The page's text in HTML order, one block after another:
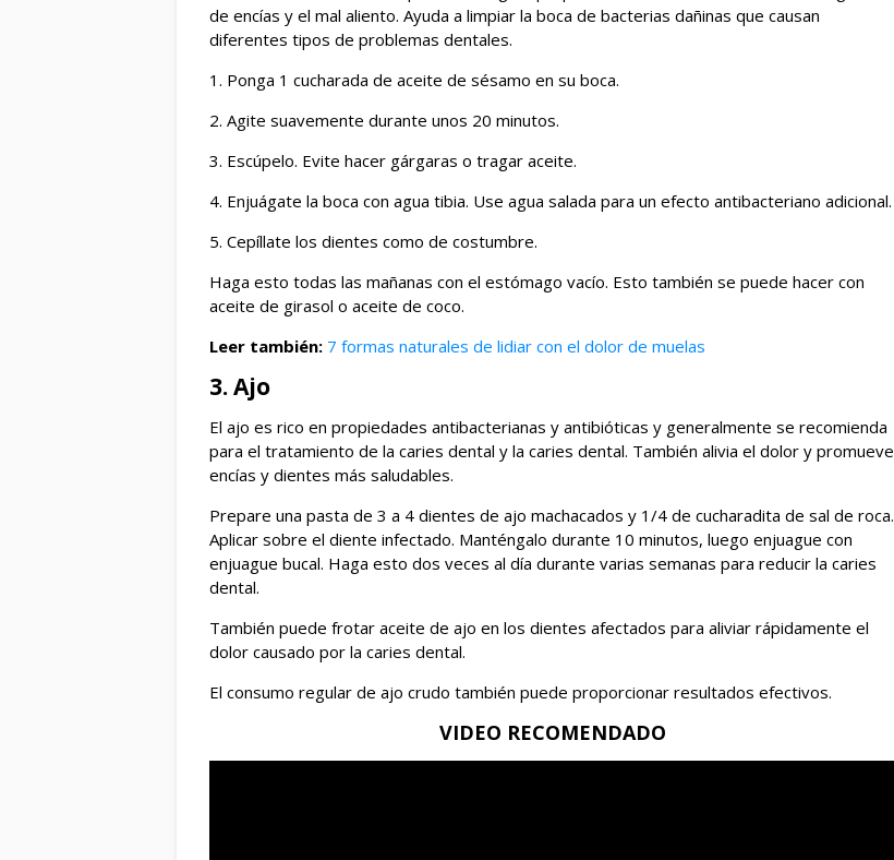
de encías y el mal aliento. Ayuda a limpiar la boca de bacterias dañinas que causan
diferentes tipos de problemas dentales.
1. Ponga 1 cucharada de aceite de sésamo en su boca.
2. Agite suavemente durante unos 20 minutos.
3. Escúpelo. Evite hacer gárgaras o tragar aceite.
4. Enjuágate la boca con agua tibia. Use agua salada para un efecto antibacteriano adicional.
5. Cepíllate los dientes como de costumbre.
Haga esto todas las mañanas con el estómago vacío. Esto también se puede hacer con
aceite de girasol o aceite de coco.
Leer también: 7 formas naturales de lidiar con el dolor de muelas
3. Ajo
El ajo es rico en propiedades antibacterianas y antibióticas y generalmente se recomienda
para el tratamiento de la caries dental y la caries dental. También alivia el dolor y promueve
encías y dientes más saludables.
Prepare una pasta de 3 a 4 dientes de ajo machacados y 1/4 de cucharadita de sal de roca.
Aplicar sobre el diente infectado. Manténgalo durante 10 minutos, luego enjuague con
enjuague bucal. Haga esto dos veces al día durante varias semanas para reducir la caries
dental.
También puede frotar aceite de ajo en los dientes afectados para aliviar rápidamente el
dolor causado por la caries dental.
El consumo regular de ajo crudo también puede proporcionar resultados efectivos.
VIDEO RECOMENDADO